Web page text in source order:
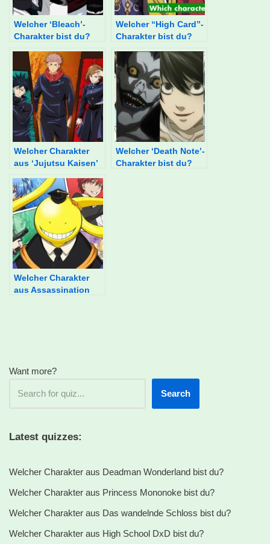
Welcher ‘Bleach’-
Charakter bist du?
Welcher “High Card”-
Charakter bist du?
Welcher Charakter
aus ‘Jujutsu Kaisen’
Welcher ‘Death Note’-
Charakter bist du?
Welcher Charakter
aus Assassination
Want more?
Search
Latest quizzes:
Welcher Charakter aus Deadman Wonderland bist du?
Welcher Charakter aus Princess Mononoke bist du?
Welcher Charakter aus Das wandelnde Schloss bist du?
Welcher Charakter aus High School DxD bist du?